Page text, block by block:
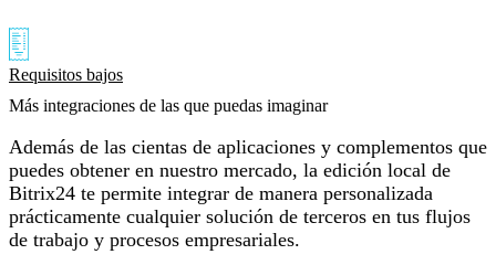
Requisitos bajos
Más integraciones de las que puedas imaginar
Además de las cientas de aplicaciones y complementos que
puedes obtener en nuestro mercado, la edición local de
Bitrix24 te permite integrar de manera personalizada
prácticamente cualquier solución de terceros en tus flujos
de trabajo y procesos empresariales.